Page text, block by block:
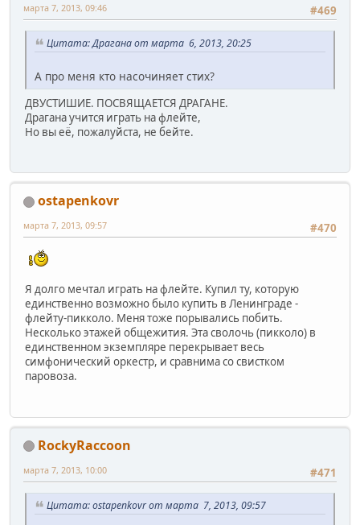
#469
марта 7, 2013, 09:46
Цитата: Драгана от марта 6, 2013, 20:25
А про меня кто насочиняет стих?
ДВУСТИШИЕ. ПОСВЯЩАЕТСЯ ДРАГАНЕ.
Драгана учится играть на флейте,
Но вы её, пожалуйста, не бейте.
ostapenkovr
#470
марта 7, 2013, 09:57
Я долго мечтал играть на флейте. Купил ту, которую
единственно возможно было купить в Ленинграде -
флейту-пикколо. Меня тоже порывались побить.
Несколько этажей общежития. Эта сволочь (пикколо) в
единственном экземпляре перекрывает весь
симфонический оркестр, и сравнима со свистком
паровоза.
RockyRaccoon
#471
марта 7, 2013, 10:00
Цитата: ostapenkovr от марта 7, 2013, 09:57